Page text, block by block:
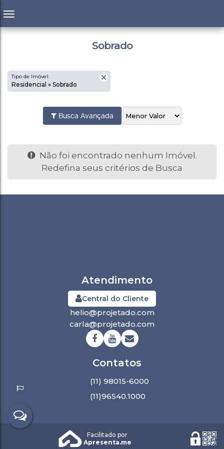
Sobrado
Tipo de Imóvel:
Residencial » Sobrado
Busca Avançada
Não foi encontrado nenhum Imóvel.
Redefina seus critérios de Busca
Central do Cliente
helio@projetado.com
carla@projetado.com
(11) 98015-6000
(11)96540.1000